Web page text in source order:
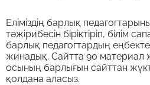
Еліміздің барлық
тәжірибесін біріктіріп, білім
барлық педагогтардың
жинадық. Сайтта 90 материал
осының барлығын сайттан
қолдана аласыз.